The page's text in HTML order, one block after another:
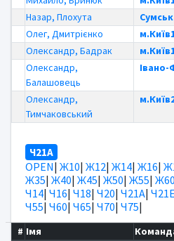
Назар, Плохута
Олег, Дмитрієнко
Олександр, Бадрак
Олександр,
Балашовець
Олександр,
Тимчаковський
Ч21А
OPEN| Ж10| Ж12| Ж14| Ж16|
Ж35| Ж40| Ж45| Ж50| Ж55| Ж60
Ч14| Ч16| Ч18| Ч20| Ч21А| Ч21Е
Ч55| Ч60| Ч65| Ч70| Ч75|
# Імя